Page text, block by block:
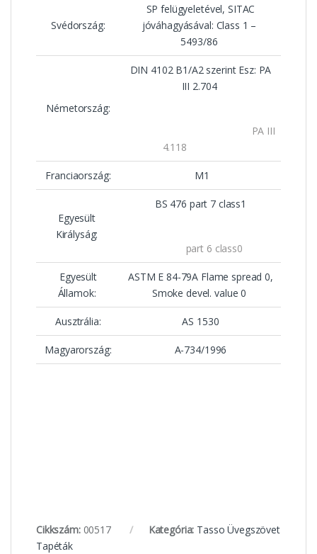
Svédország:
SP felügyeletével, SITAC
jóváhagyásával: Class 1 –
5493/86
Németország:
DIN 4102 B1/A2 szerint Esz: PA
III 2.704
PA III
4.118
Franciaország: M1
Egyesült
Királyság:
BS 476 part 7 class1
part 6 class0
Egyesült
Államok:
ASTM E 84-79A Flame spread 0,
Smoke devel. value 0
Ausztrália: AS 1530
Magyarország: A-734/1996
Cikkszám: 00517 Kategória: Tasso Üvegszövet
Tapéták